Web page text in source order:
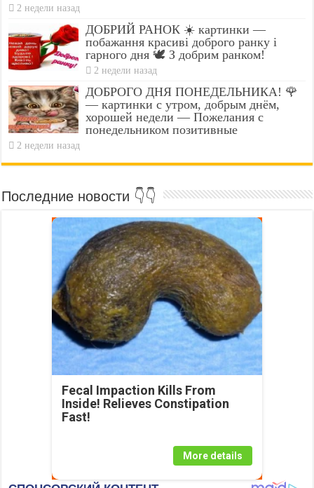
2 недели назад
ДОБРИЙ РАНОК ☀️ картинки —
побажання красиві доброго ранку і
гарного дня 🕊️ З добрим ранком!
2 недели назад
ДОБРОГО ДНЯ ПОНЕДЕЛЬНИКА! 🌹
— картинки с утром, добрым днём,
хорошей недели — Пожелания с
понедельником позитивные
2 недели назад
Последние новости 👇👇
Fecal Impaction Kills From
Inside! Relieves Constipation
Fast!
More details